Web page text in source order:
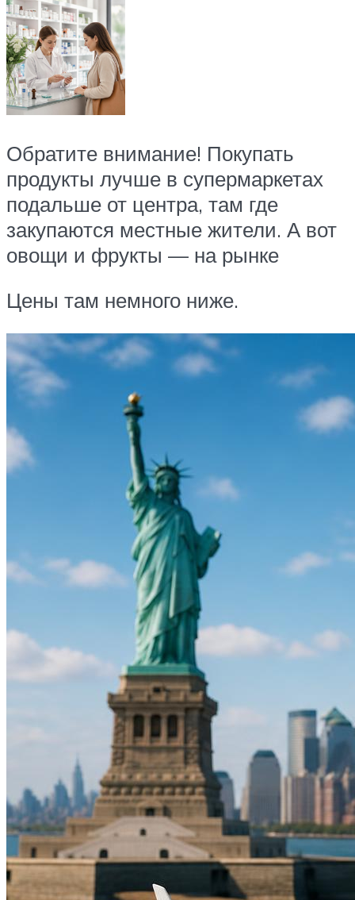
Обратите внимание! Покупать
продукты лучше в супермаркетах
подальше от центра, там где
закупаются местные жители. А вот
овощи и фрукты — на рынке
Цены там немного ниже.